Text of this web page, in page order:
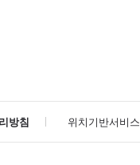
방침 위치기반서비